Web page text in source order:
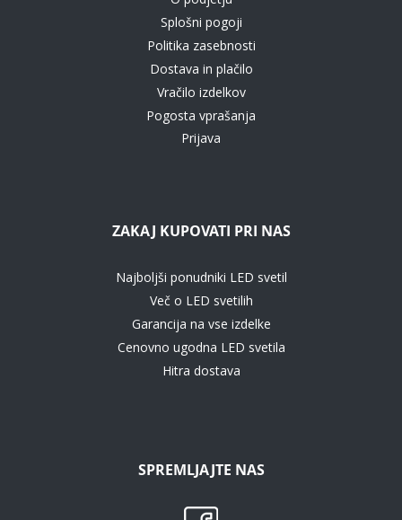
Splošni pogoji
Politika zasebnosti
Dostava in plačilo
Vračilo izdelkov
Pogosta vprašanja
Prijava
ZAKAJ KUPOVATI PRI NAS
Najboljši ponudniki LED svetil
Več o LED svetilih
Garancija na vse izdelke
Cenovno ugodna LED svetila
Hitra dostava
SPREMLJAJTE NAS